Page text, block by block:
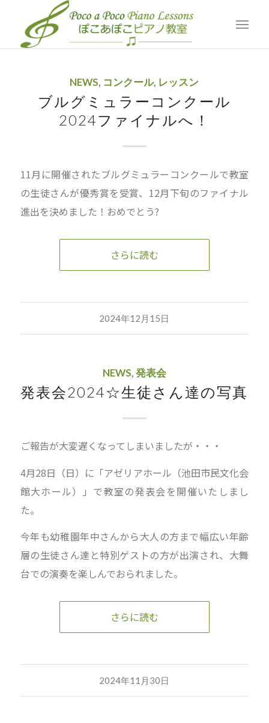
アーカイブ年: 2024
現在位置: ホーム Blog / 2024
NEWS, コンクール, レッスン
ブルグミュラーコンクール
2024ファイナルへ！
11月に開催されたブルグミュラーコンクールで教室
の生徒さんが優秀賞を受賞、12月下旬のファイナル
進出を決めました！おめでとう?
さらに読む
2024年12月15日
NEWS, 発表会
発表会2024☆生徒さん達の写真
ご報告が大変遅くなってしまいましたが・・・
4月28日（日）に「アゼリアホール（池田市民文化会
館大ホール）」で教室の発表会を開催いたしまし
た。
今年も幼稚園年中さんから大人の方まで幅広い年齢
層の生徒さん達と特別ゲストの方が出演され、大舞
台での演奏を楽しんでおられました。
さらに読む
2024年11月30日